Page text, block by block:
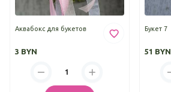
Аквабокс для букетов
3 BYN
Букет 7
51 BYN